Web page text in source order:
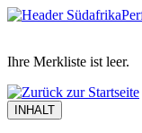
Ihre Merkliste ist leer.
INHALT